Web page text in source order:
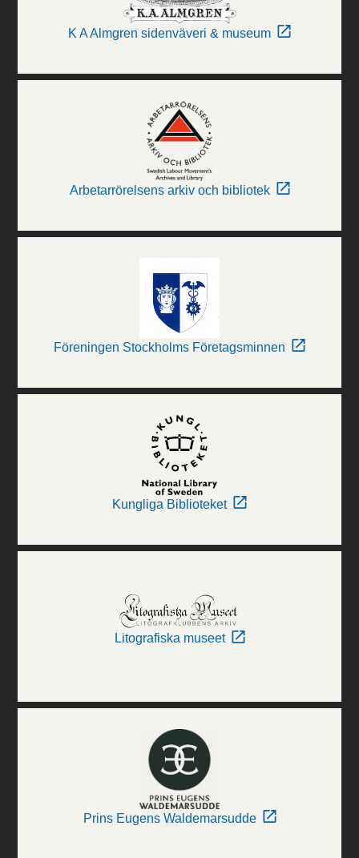
K A Almgren sidenväveri & museum
Arbetarrörelsens arkiv och bibliotek
Föreningen Stockholms Företagsminnen
Kungliga Biblioteket
Litografiska museet
Prins Eugens Waldemarsudde